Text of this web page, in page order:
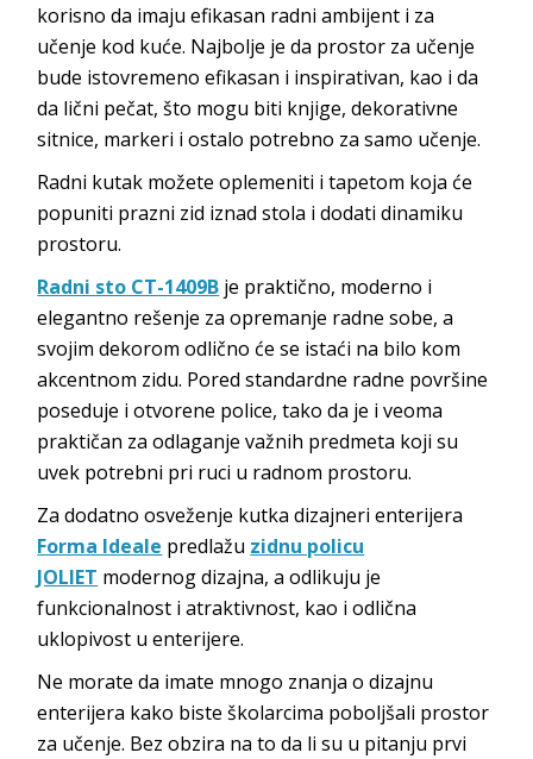
korisno da imaju efikasan radni ambijent i za
učenje kod kuće. Najbolje je da prostor za učenje
bude istovremeno efikasan i inspirativan, kao i da
da lični pečat, što mogu biti knjige, dekorativne
sitnice, markeri i ostalo potrebno za samo učenje.
Radni kutak možete oplemeniti i tapetom koja će
popuniti prazni zid iznad stola i dodati dinamiku
prostoru.
Radni sto CT-1409B je praktično, moderno i
elegantno rešenje za opremanje radne sobe, a
svojim dekorom odlično će se istaći na bilo kom
akcentnom zidu. Pored standardne radne površine
poseduje i otvorene police, tako da je i veoma
praktičan za odlaganje važnih predmeta koji su
uvek potrebni pri ruci u radnom prostoru.
Za dodatno osveženje kutka dizajneri enterijera
Forma Ideale predlažu zidnu policu
JOLIET modernog dizajna, a odlikuju je
funkcionalnost i atraktivnost, kao i odlična
uklopivost u enterijere.
Ne morate da imate mnogo znanja o dizajnu
enterijera kako biste školarcima poboljšali prostor
za učenje. Bez obzira na to da li su u pitanju prvi